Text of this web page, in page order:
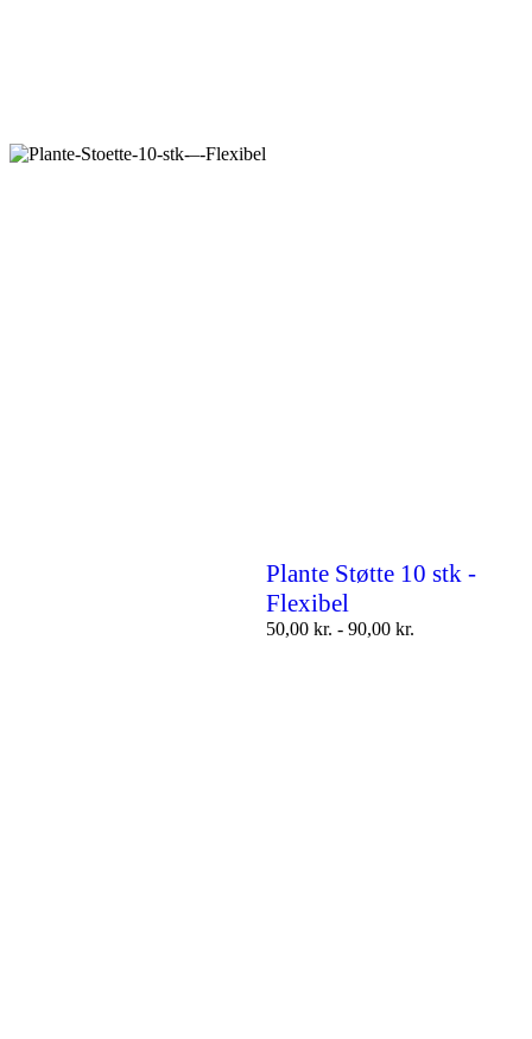
Plante Støtte 10 stk -
Flexibel
50,00 kr. - 90,00 kr.